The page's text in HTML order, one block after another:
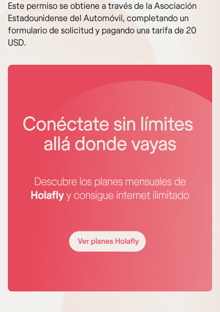
Este permiso se obtiene a través de la Asociación
Estadounidense del Automóvil, completando un
formulario de solicitud y pagando una tarifa de 20
USD.